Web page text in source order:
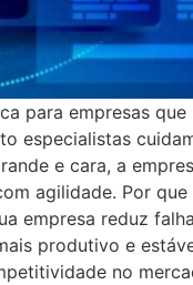
para empresas
especialistas
e cara, a
agilidade. Por
empresa reduz
produtivo e
no